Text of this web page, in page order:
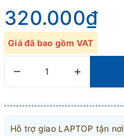
320.000₫
Giá đã bao gồm VAT
– +
Hỗ trợ giao LAPTOP tận nơi